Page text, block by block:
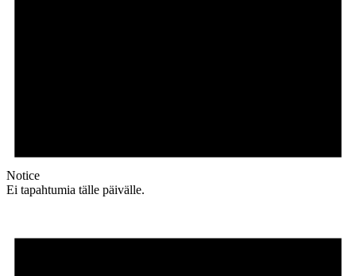
Notice
Ei tapahtumia tälle päivälle.